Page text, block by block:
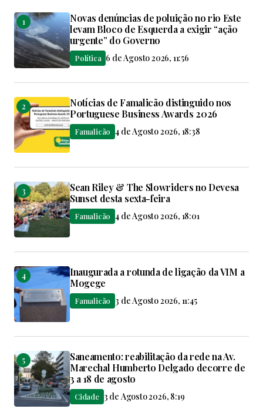
Novas denúncias de poluição no rio Este
levam Bloco de Esquerda a exigir “ação
urgente” do Governo
Política 6 de Agosto 2026, 11:56
Notícias de Famalicão distinguido nos
Portuguese Business Awards 2026
Famalicão 4 de Agosto 2026, 18:38
Sean Riley & The Slowriders no Devesa
Sunset desta sexta-feira
Famalicão 4 de Agosto 2026, 18:01
Inaugurada a rotunda de ligação da VIM a
Mogege
Famalicão 3 de Agosto 2026, 11:45
Saneamento: reabilitação da rede na Av.
Marechal Humberto Delgado decorre de
3 a 18 de agosto
Cidade 3 de Agosto 2026, 8:19